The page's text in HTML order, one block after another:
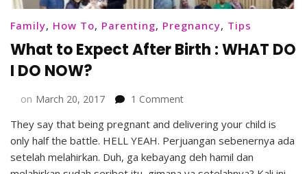
Family, How To, Parenting, Pregnancy, Tips
What to Expect After Birth : WHAT DO
I DO NOW?
on March 20, 2017 1 Commenton
to
Expect
After
Birth
They say that being pregnant and delivering your child is
only half the battle. HELL YEAH. Perjuangan sebenernya ada
setelah melahirkan. Duh, ga kebayang deh hamil dan